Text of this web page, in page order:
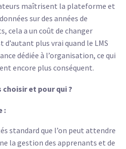
maîtrisent la plateforme et
sur des années de
cela a un coût de changer
d’autant plus vrai quand le LMS
dédiée à l’organisation, ce qui
encore plus conséquent.
et pour qui ?
:
standard que l’on peut attendre
la gestion des apprenants et de